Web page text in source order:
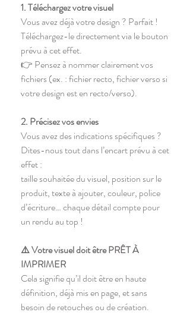
1. Téléchargez votre visuel
Vous avez déjà votre design ? Parfait !
Téléchargez-le directement via le bouton
prévu à cet effet.
👉 Pensez à nommer clairement vos
fichiers (ex. : fichier recto, fichier verso si
votre design est en recto/verso).
2. Précisez vos envies
Vous avez des indications spécifiques ?
Dites-nous tout dans l’encart prévu à cet
effet :
taille souhaitée du visuel, position sur le
produit, texte à ajouter, couleur, police
d’écriture… chaque détail compte pour
un rendu au top !
⚠️ Votre visuel doit être PRÊT À
IMPRIMER
Cela signifie qu’il doit être en haute
définition, déjà mis en page, et sans
besoin de retouches ou de création.